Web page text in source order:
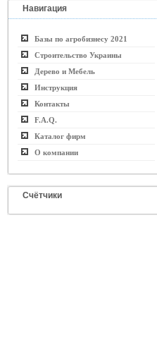
Навигация
Базы по агробизнесу 2021
Строительство Украины
Дерево и Мебель
Инструкция
Контакты
F.A.Q.
Каталог фирм
О компании
Счётчики